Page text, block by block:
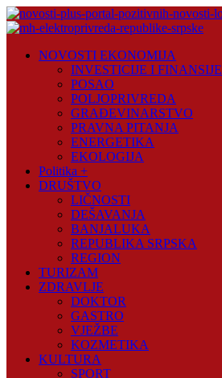
Skip
to
Plus
NOVOSTI EKONOMIJA
INVESTICIJE I FINANSIJE
POSAO
POLJOPRIVREDA
GRAĐEVINARSTVO
PRAVNA PITANJA
ENERGETIKA
EKOLOGIJA
Politika +
DRUŠTVO
LIČNOSTI
DEŠAVANJA
BANJALUKA
REPUBLIKA SRPSKA
REGION
TURIZAM
ZDRAVLJE
DOKTOR
GASTRO
VJEŽBE
KOZMETIKA
KULTURA
SPORT